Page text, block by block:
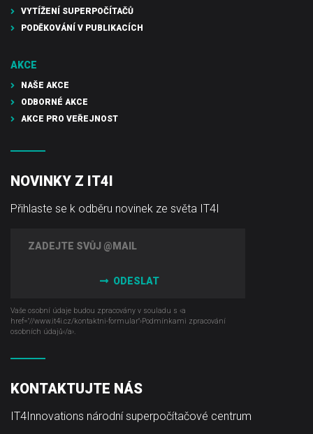
VYTÍŽENÍ SUPERPOČÍTAČŮ
PODĚKOVÁNÍ V PUBLIKACÍCH
AKCE
NAŠE AKCE
ODBORNÉ AKCE
AKCE PRO VEŘEJNOST
KONTAKTUJTE NÁS
IT4Innovations národní superpočítačové centrum
NOVINKY Z IT4I
Přihlaste se k odběru novinek ze světa IT4I
ODESLAT
Vaše osobní údaje budou zpracovány v souladu s ‹a
href="//www.it4i­.cz/kontaktni-formular"›Podmínkami zpracování
osobních údajů‹/a›.